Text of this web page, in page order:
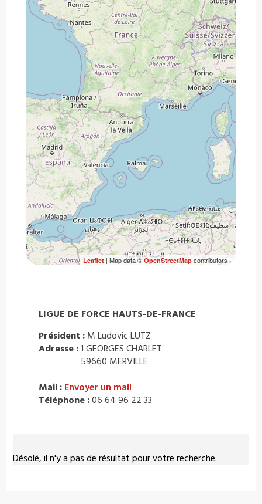
Désolé, il n'y a pas de résultat pour votre recherche.
Leaflet| Map data ©OpenStreetMapcontributors
LIGUE DE FORCE HAUTS-DE-FRANCE
Président : M Ludovic LUTZ
Adresse :1 GEORGES CHARLET
59660 MERVILLE
Mail : Envoyer un mail
Téléphone :06 64 96 22 33